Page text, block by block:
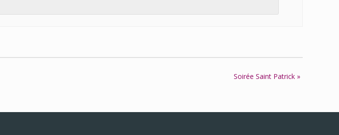
Soirée Saint Patrick »